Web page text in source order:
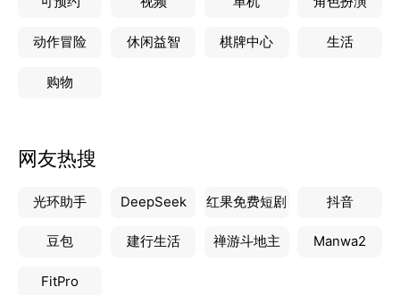
动作冒险 休闲益智 棋牌中心 生活
购物
网友热搜
光环助手 DeepSeek 红果免费短剧 抖音
豆包 建行生活 禅游斗地主 Manwa2
FitPro